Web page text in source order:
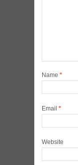
Name *
Email *
Website